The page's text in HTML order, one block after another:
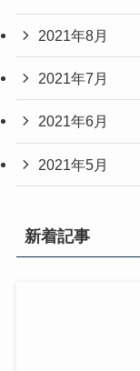
2021年8月
2021年7月
2021年6月
2021年5月
新着記事